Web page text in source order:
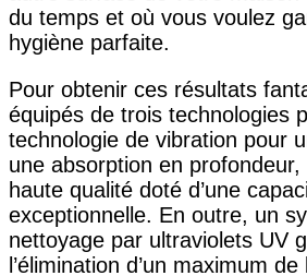
du temps et où vous voulez
hygiène parfaite.
Pour obtenir ces résultats
équipés de trois technologies
technologie de vibration pour
une absorption en
haute qualité doté d’une
exceptionnelle. En outre, un
nettoyage par ultraviolets UV
l’élimination d’un maximum